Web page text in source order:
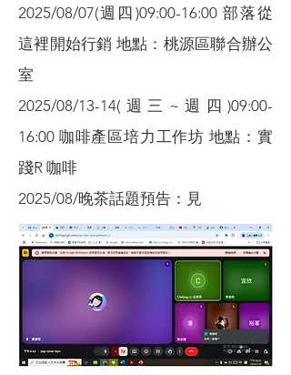
2025/08/07(週四)09:00-16:00 部落從
這裡開始行銷 地點：桃源區聯合辦公
室
2025/08/13-14(週三~週四)09:00-
16:00 咖啡產區培力工作坊 地點：實
踐R 咖啡
2025/08/晚茶話題預告：見